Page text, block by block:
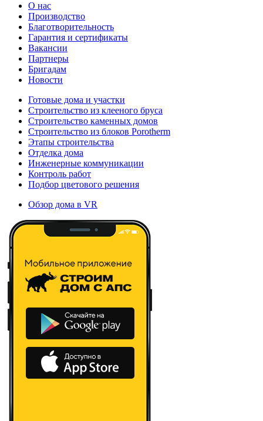
О нас
Производство
Благотворительность
Гарантия и сертификаты
Вакансии
Партнеры
Бригадам
Новости
Готовые дома и участки
Строительство из клееного бруса
Строительство каменных домов
Строительство из блоков Porotherm
Этапы строительства
Отделка дома
Инженерные коммуникации
Контроль работ
Подбор цветового решения
Обзор дома в VR